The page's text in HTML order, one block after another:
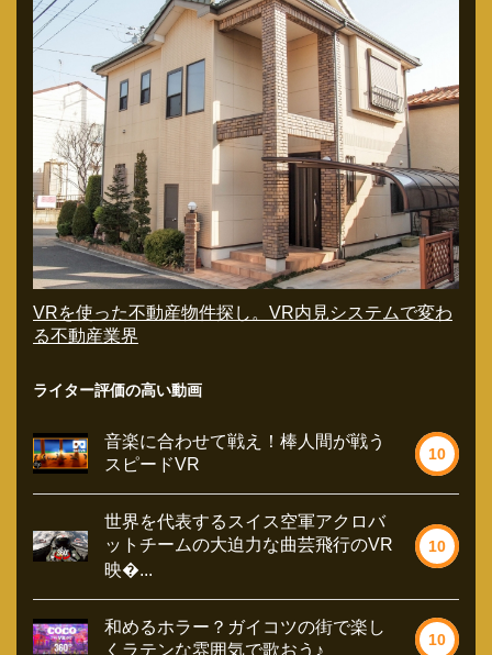
VRを使った不動産物件探し。VR内見システムで変わ
る不動産業界
ライター評価の高い動画
音楽に合わせて戦え！棒人間が戦う
スピードVR
10
世界を代表するスイス空軍アクロバ
ットチームの大迫力な曲芸飛行のVR
映�...
10
和めるホラー？ガイコツの街で楽し
くラテンな雰囲気で歌おう♪
10